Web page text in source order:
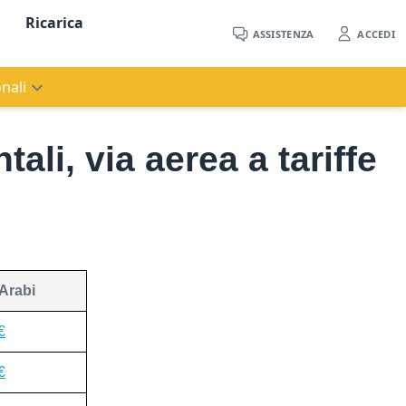
Ricarica
ASSISTENZA ACCEDI
via aerea a tariffe